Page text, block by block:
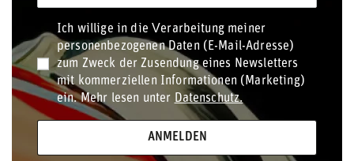
Ich willige in die Verarbeitung meiner
personenbezogenen Daten (E-Mail-Adresse)
zum Zweck der Zusendung eines Newsletters
mit kommerziellen Informationen (Marketing)
ein. Mehr lesen unter Datenschutz.
ANMELDEN